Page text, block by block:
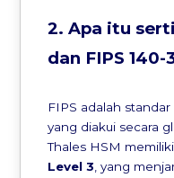
2. Apa itu
dan FIPS 140-
FIPS adalah
yang diakui secara
Thales HSM
Level 3 , yang